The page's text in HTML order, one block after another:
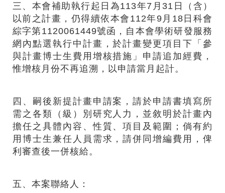
三、本會補助執行起日為113年7月31日 （ 含 ）
以前之計畫 ， 仍得續依本會112年9月18日科會
綜字第1120061449號函 ， 自本會學術研發服務
網內點選執行中計畫 ，於計畫變更項目下「參
與計畫博士生費用增核措施」申請追加經費 ，
惟增核月份不再追溯 ， 以申請當月起計。
四、嗣後新提計畫申請案，請於申請書填寫所
需之各類 （ 級 ）
別研究人力，並敘明於計畫內
擔任之具體內容、性質、項目及範圍；倘有約
用博士生兼任人員需求，請併同增編費用，俾
利審查後一併核給。
五、本案聯絡人：